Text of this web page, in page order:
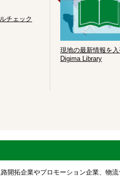
チェック
現地の最新情報を入
Digima Library
開拓企業やプロモーション企業、物